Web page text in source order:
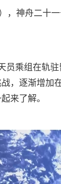
，神舟二十
员乘组在轨
，逐渐增加
来了解。